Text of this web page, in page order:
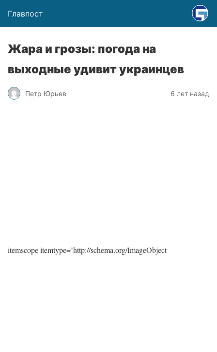
Главпост
Жара и грозы: погода на
выходные удивит украинцев
Петр Юрьев 6 лет назад
itemscope itemtype=’http://schema.org/ImageObject